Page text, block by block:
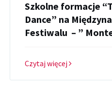
Szkolne formacje
Dance” na
Festiwalu – ”
Czytaj więcej